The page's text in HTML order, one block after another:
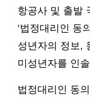
항공사 및 출발
‘법정대리인 동
성년자의 정보,
미성년자를 인
법정대리인 동